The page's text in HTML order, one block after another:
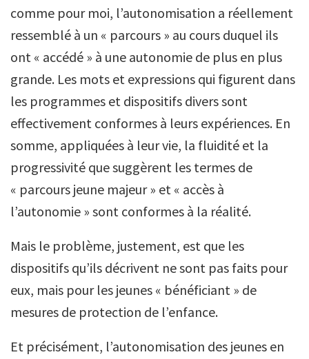
comme pour moi, l’autonomisation a réellement
ressemblé à un « parcours » au cours duquel ils
ont « accédé » à une autonomie de plus en plus
grande. Les mots et expressions qui figurent dans
les programmes et dispositifs divers sont
effectivement conformes à leurs expériences. En
somme, appliquées à leur vie, la fluidité et la
progressivité que suggèrent les termes de
« parcours jeune majeur » et « accès à
l’autonomie » sont conformes à la réalité.
Mais le problème, justement, est que les
dispositifs qu’ils décrivent ne sont pas faits pour
eux, mais pour les jeunes « bénéficiant » de
mesures de protection de l’enfance.
Et précisément, l’autonomisation des jeunes en